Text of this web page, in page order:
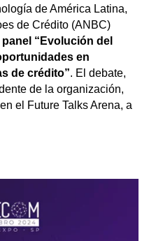
de América Latina,
de Crédito (ANBC)
panel “Evolución del
en
de crédito”. El debate,
de la organización,
el Future Talks Arena, a